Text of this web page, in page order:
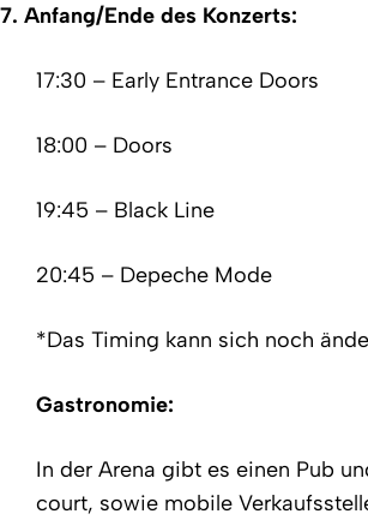
7. Anfang/Ende des Konzerts:
17:30 – Early Entrance Doors
18:00 – Doors
19:45 – Black Line
20:45 – Depeche Mode
*Das Timing kann sich noch
Gastronomie:
In der Arena gibt es einen Pub
court, sowie mobile